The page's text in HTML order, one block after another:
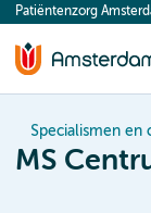
content
Patiëntenzorg
Specialismen en
MS